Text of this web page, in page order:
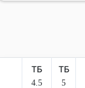
ТБ
4.5
ТБ
5